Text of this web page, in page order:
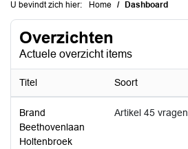
U bevindt zich hier: Home Dashboard
Overzichten
Actuele overzicht items
Titel Soort
Brand
Beethovenlaan
Holtenbroek
Artikel 45 vragen